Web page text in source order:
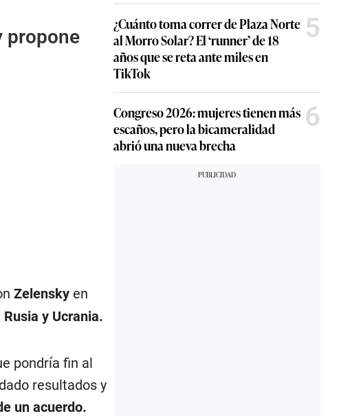
propone
Zelensky en
Rusia y Ucrania.
pondría fin al
resultados y
un acuerdo.
¿Cuánto toma correr de Plaza Norte
al Morro Solar? El ‘runner’ de 18
años que se reta ante miles en
TikTok
5
Congreso 2026: mujeres tienen más
escaños, pero la bicameralidad
abrió una nueva brecha
6